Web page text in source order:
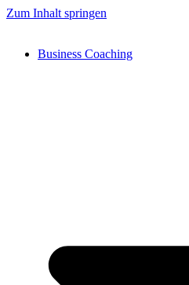
Zum Inhalt springen
Business Coaching